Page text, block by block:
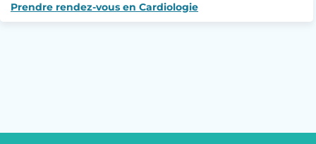
Prendre rendez-vous en Cardiologie